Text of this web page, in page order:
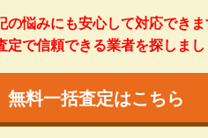
の悩みにも安心して対応できま
定で信頼できる業者を探しまし
無料一括査定はこちら